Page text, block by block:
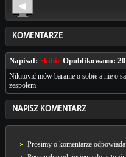
KOMENTARZE
Napisał: ~kibic Opublikowano:
Nikitović mów baranie o sobie a nie o
zespołem
NAPISZ KOMENTARZ
Prosimy o komentarze